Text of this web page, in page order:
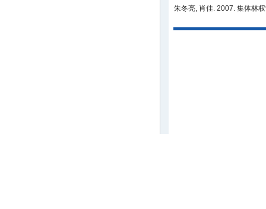
朱冬亮, 肖佳. 2007. 集体林